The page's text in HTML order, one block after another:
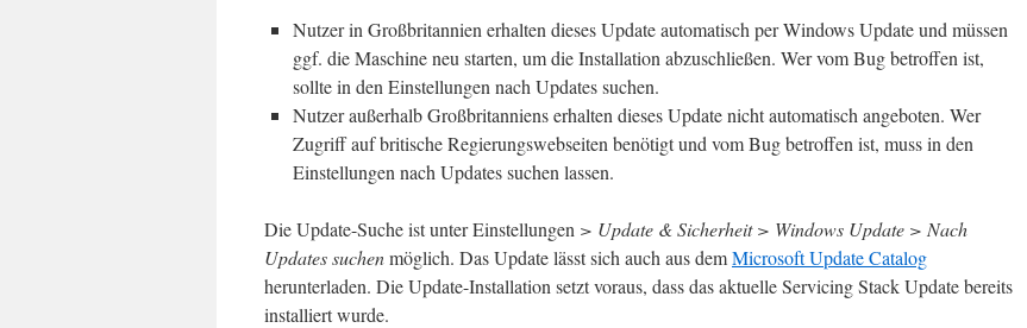
Nutzer in Großbritannien erhalten dieses Update automatisch per Windows Update und müssen
ggf. die Maschine neu starten, um die Installation abzuschließen. Wer vom Bug betroffen ist,
sollte in den Einstellungen nach Updates suchen.
Nutzer außerhalb Großbritanniens erhalten dieses Update nicht automatisch angeboten. Wer
Zugriff auf britische Regierungswebseiten benötigt und vom Bug betroffen ist, muss in den
Einstellungen nach Updates suchen lassen.
Die Update-Suche ist unter Einstellungen > Update & Sicherheit > Windows Update > Nach
Updates suchenmöglich. Das Update lässt sich auch aus demMicrosoft Update Catalog
herunterladen. Die Update-Installation setzt voraus, dass das aktuelle Servicing Stack Update bereits
installiert wurde.